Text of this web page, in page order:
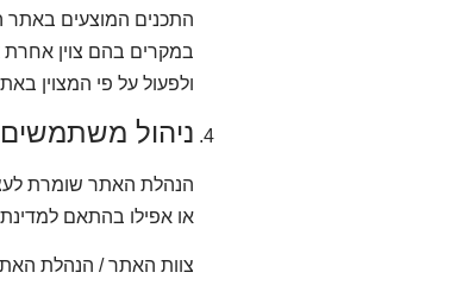
במקרים בהם צוין אחרת
ולפעול על פי המצוין
ניהול
או אפילו בהתאם
צוות האתר / הנהלת